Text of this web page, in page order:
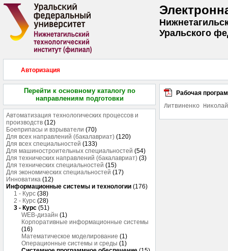
Уральского
Авторизация
Перейти к основному каталогу по
направлениям подготовки
Автоматизация технологических процессов и
производств (12)
Боеприпасы и взрыватели (70)
Для всех направлений (бакалавриат) (120)
Для всех специальностей (133)
Для машиностроительных специальностей (54)
Для технических направлений (бакалавриат) (3)
Для технических специальностей (15)
Для экономических специальностей (17)
Инноватика (12)
Информационные системы и технологии (176)
1 - Курс (38)
2 - Курс (28)
3 - Курс (51)
WEB-дизайн (1)
Корпоративные информационные системы
(16)
Математическое моделирование (1)
Операционные системы и среды (1)
Рабочая
Литвиненко